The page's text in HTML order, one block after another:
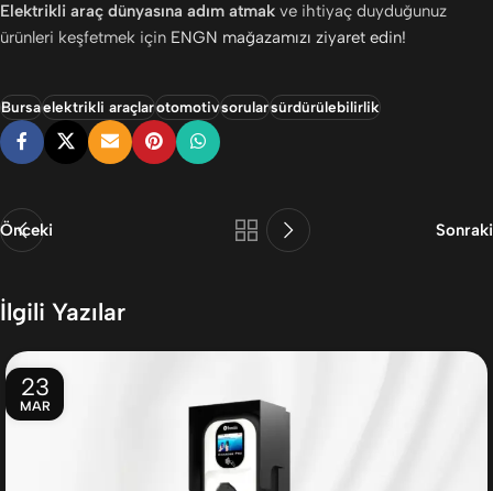
Elektrikli araç dünyasına adım atmak ve ihtiyaç duyduğunuz
ürünleri keşfetmek için ENGN mağazamızı ziyaret edin!
Bursaelektrikli araçlarotomotivsorularsürdürülebilirlik
Önceki Sonraki
İlgili Yazılar
23
MAR